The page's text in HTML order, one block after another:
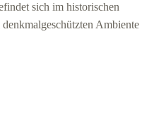
sich im historischen
Ambiente